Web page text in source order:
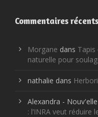
Commentaires récents
Morgane dans
naturelle pour
nathalie dans
Alexandra -
: l’INRA veut réduire